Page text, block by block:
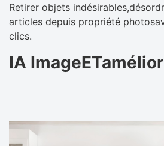
Retirer objets
articles depuis propriété
clics.
IA